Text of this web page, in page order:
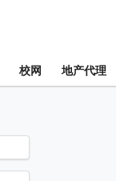
校网 地产代理